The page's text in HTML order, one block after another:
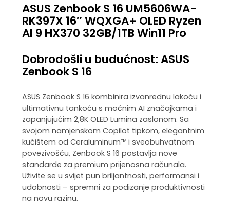
ASUS Zenbook S 16 UM5606WA-
RK397X 16″ WQXGA+ OLED Ryzen
AI 9 HX370 32GB/1TB Win11 Pro
Dobrodošli u budućnost: ASUS
Zenbook S 16
ASUS Zenbook S 16 kombinira izvanrednu lakoću i
ultimativnu tankoću s moćnim AI značajkama i
zapanjujućim 2,8K OLED Lumina zaslonom. Sa
svojom namjenskom Copilot tipkom, elegantnim
kućištem od Ceraluminum™ i sveobuhvatnom
povezivošću, Zenbook S 16 postavlja nove
standarde za premium prijenosna računala.
Uživite se u svijet pun briljantnosti, performansi i
udobnosti – spremni za podizanje produktivnosti
na novu razinu.